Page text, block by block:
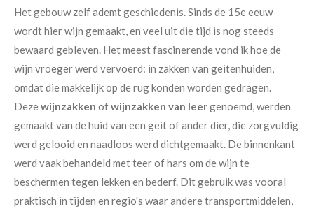
Het gebouw zelf ademt geschiedenis. Sinds de 15e eeuw
wordt hier wijn gemaakt, en veel uit die tijd is nog steeds
bewaard gebleven. Het meest fascinerende vond ik hoe de
wijn vroeger werd vervoerd: in zakken van geitenhuiden,
omdat die makkelijk op de rug konden worden gedragen.
Dezewijnzakken ofwijnzakken van leergenoemd, werden
gemaakt van de huid van een geit of ander dier, die zorgvuldig
werd gelooid en naadloos werd dichtgemaakt. De binnenkant
werd vaak behandeld met teer of hars om de wijn te
beschermen tegen lekken en bederf. Dit gebruik was vooral
praktisch in tijden en regio's waar andere transportmiddelen,